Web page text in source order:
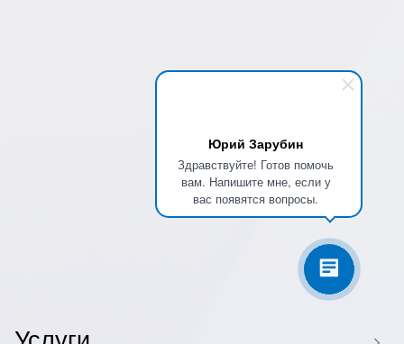
Юрий Зарубин
Здравствуйте! Готов помочь
вам. Напишите мне, если у
вас появятся вопросы.